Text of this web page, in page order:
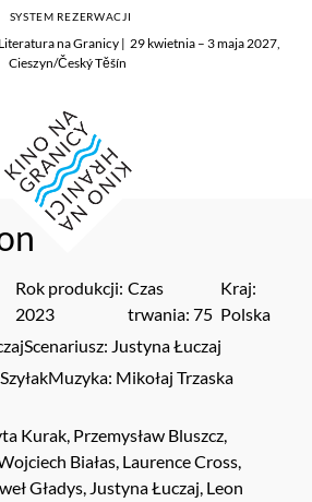
na Granicy | 29 kwietnia – 3 maja 2027,
Cieszyn/Český Těšín
SYSTEM REZERWACJI
Rok produkcji:
2023
Czas
trwania: 75
Kraj:
Polska
Scenariusz: Justyna Łuczaj
Muzyka: Mikołaj Trzaska
Kurak, Przemysław Bluszcz,
Białas, Laurence Cross,
Gładys, Justyna Łuczaj, Leon